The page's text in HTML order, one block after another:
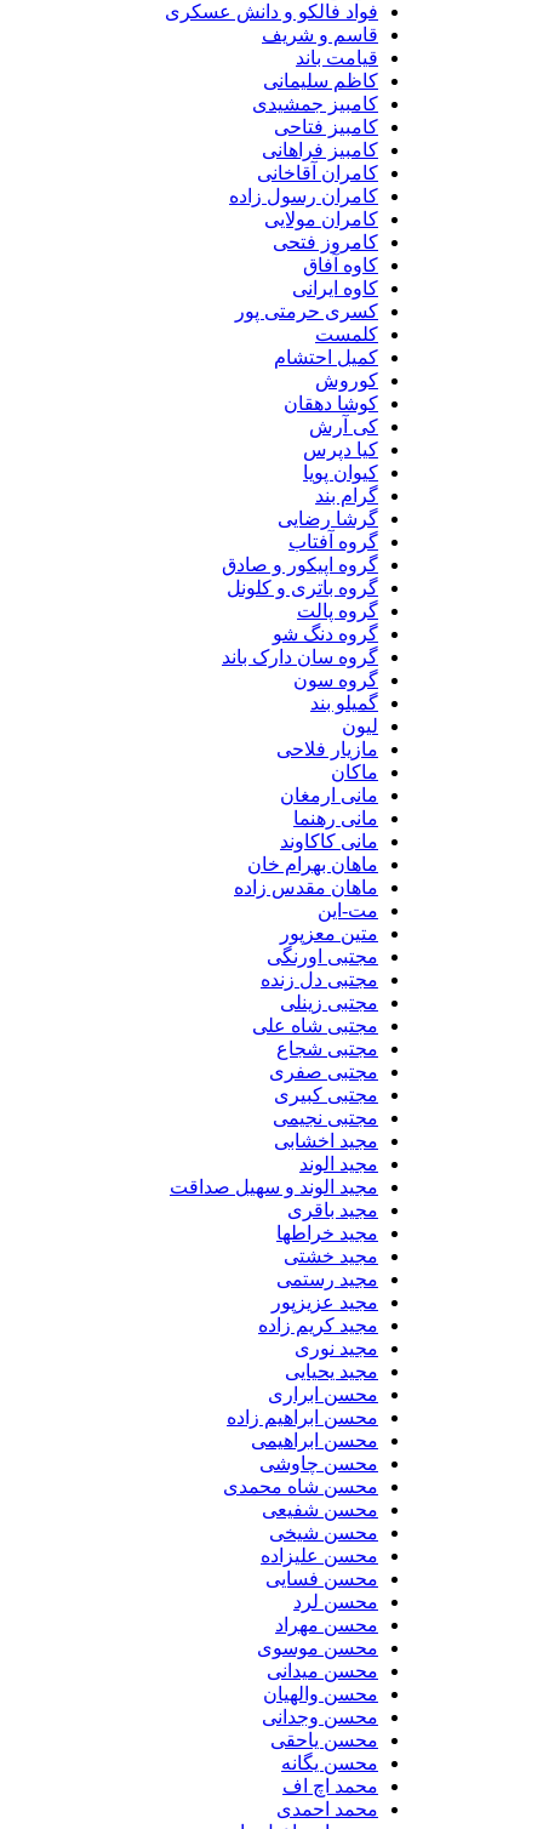
فواد فالکو و دانش عسکری
قاسم و شریف
قیامت باند
کاظم سلیمانی
کامبیز جمشیدی
کامبیز فتاحی
کامبیز فراهانی
کامران آقاخانی
کامران رسول زاده
کامران مولایی
کامروز فتحی
کاوه آفاق
کاوه ایرانی
کسری حرمتی پور
کلمست
کمیل احتشام
کوروش
کوشا دهقان
کی آرش
کیا دپرس
کیوان پویا
گرام بند
گرشا رضایی
گروه آفتاب
گروه اپیکور و صادق
گروه باتری و کلونل
گروه پالت
گروه دنگ شو
گروه سان دارک باند
گروه سون
گمیلو بند
مازیار فلاحی
مانی ارمغان
مانی رهنما
مانی کاکاوند
ماهان بهرام خان
ماهان مقدس زاده
مت-این
متین معزپور
مجتبی اورنگی
مجتبی دل زنده
مجتبی زینلی
مجتبی شاه علی
مجتبی شجاع
مجتبی صفری
مجتبی کبیری
مجتبی نجیمی
مجید اخشابی
مجید الوند‎
مجید الوند و سهیل صداقت
مجید باقری
مجید خراطها
مجید خشتی
مجید رستمی
مجید عزیزپور
مجید کریم زاده
مجید نوری
مجید یحیایی
محسن ابراری
محسن ابراهیم زاده
محسن ابراهیمی
محسن چاوشی
محسن شاه محمدی
محسن شفیعی
محسن شیخی
محسن علیزاده
محسن فسایی
محسن لرد
محسن مهراد
محسن موسوی
محسن میدانی
محسن والهیان
محسن وجدانی
محسن یاحقی
محسن یگانه
محمد اچ اف
محمد احمدی